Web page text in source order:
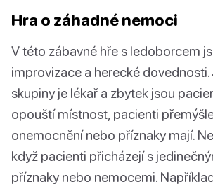
Hra o záhadné nemoci
V této zábavné hře s ledoborcem
improvizace a herecké
skupiny je lékař a zbytek jsou
opouští místnost, pacienti
onemocnění nebo příznaky mají.
když pacienti přicházejí s
příznaky nebo nemocemi.